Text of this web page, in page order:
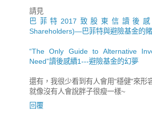
請見
巴菲特2017致股東信讀後感
Shareholders)—巴菲特與避險基金的
“The Only Guide to Alternative
Need”讀後感續1---避險基金的幻夢
還有，我很少看到有人會用"穩健"來形
就像沒有人會說胖子很瘦一樣~
回覆